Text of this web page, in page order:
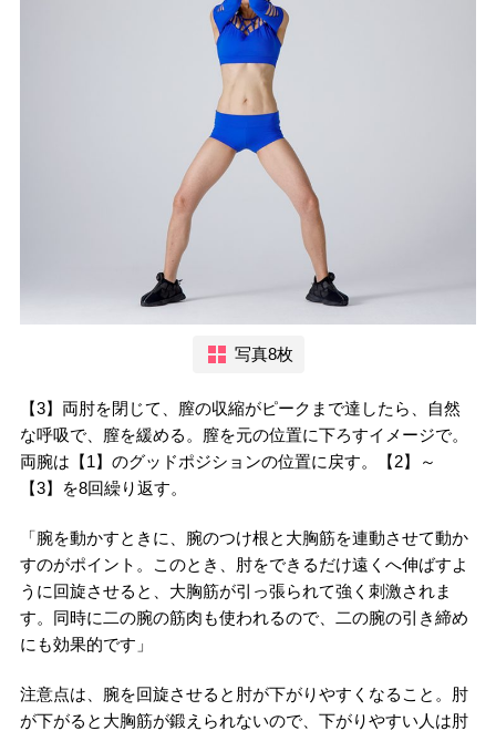
写真8枚
【3】両肘を閉じて、膣の収縮がピークまで達したら、自然
な呼吸で、膣を緩める。膣を元の位置に下ろすイメージで。
両腕は【1】のグッドポジションの位置に戻す。【2】～
【3】を8回繰り返す。
「腕を動かすときに、腕のつけ根と大胸筋を連動させて動か
すのがポイント。このとき、肘をできるだけ遠くへ伸ばすよ
うに回旋させると、大胸筋が引っ張られて強く刺激されま
す。同時に二の腕の筋肉も使われるので、二の腕の引き締め
にも効果的です」
注意点は、腕を回旋させると肘が下がりやすくなること。肘
が下がると大胸筋が鍛えられないので、下がりやすい人は肘